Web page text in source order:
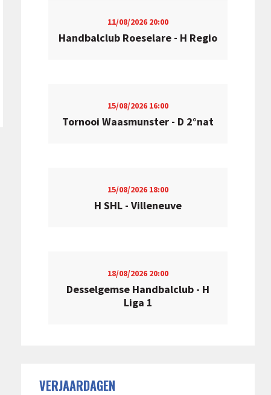
11/08/2026 20:00
Handbalclub Roeselare - H Regio
15/08/2026 16:00
Tornooi Waasmunster - D 2°nat
15/08/2026 18:00
H SHL - Villeneuve
18/08/2026 20:00
Desselgemse Handbalclub - H
Liga 1
VERJAARDAGEN